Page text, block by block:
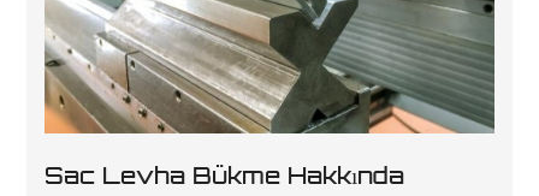
Sac Levha Bükme Hakkında